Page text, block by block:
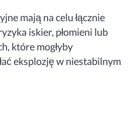
mają na celu łącznie
iskier, płomieni lub
które mogłyby
eksplozję w niestabilnym